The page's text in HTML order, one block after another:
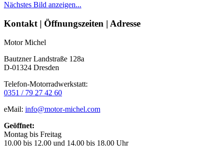
Nächstes Bild anzeigen...
Seitenleiste
Kontakt | Öffnungszeiten | Adresse
Motor Michel
Bautzner Landstraße 128a
D-01324 Dresden
Telefon-Motorradwerkstatt:
0351 / 79 27 42 60
eMail: info@motor-michel.com
Geöffnet:
Montag bis Freitag
10.00 bis 12.00 und 14.00 bis 18.00 Uhr